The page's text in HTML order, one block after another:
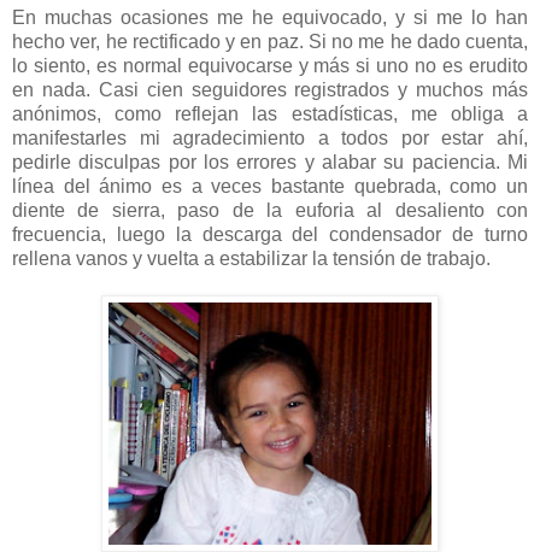
En muchas ocasiones me he equivocado, y si me lo han
hecho ver, he rectificado y en paz. Si no me he dado cuenta,
lo siento, es normal equivocarse y más si uno no es erudito
en nada. Casi cien seguidores registrados y muchos más
anónimos, como reflejan las estadísticas, me obliga a
manifestarles mi agradecimiento a todos por estar ahí,
pedirle disculpas por los errores y alabar su paciencia. Mi
línea del ánimo es a veces bastante quebrada, como un
diente de sierra, paso de la euforia al desaliento con
frecuencia, luego la descarga del condensador de turno
rellena vanos y vuelta a estabilizar la tensión de trabajo.